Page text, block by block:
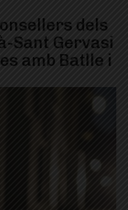
dels
Sant Gervasi
amb Batlle i